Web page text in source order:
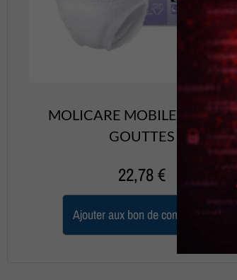
MOLICARE MOBILE LARGE 6
GOUTTES
22,78€
Ajouter aux bon de commande